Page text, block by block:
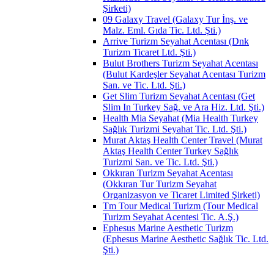
Şirketi)
09 Galaxy Travel (Galaxy Tur İnş. ve
Malz. Eml. Gıda Tic. Ltd. Şti.)
Arrive Turizm Seyahat Acentası (Dnk
Turizm Ticaret Ltd. Şti.)
Bulut Brothers Turizm Seyahat Acentası
(Bulut Kardeşler Seyahat Acentası Turizm
San. ve Tic. Ltd. Şti.)
Get Slim Turizm Seyahat Acentası (Get
Slim In Turkey Sağ. ve Ara Hiz. Ltd. Şti.)
Health Mia Seyahat (Mia Health Turkey
Sağlık Turizmi Seyahat Tic. Ltd. Şti.)
Murat Aktaş Health Center Travel (Murat
Aktaş Health Center Turkey Sağlık
Turizmi San. ve Tic. Ltd. Şti.)
Okkıran Turizm Seyahat Acentası
(Okkıran Tur Turizm Seyahat
Organizasyon ve Ticaret Limited Şirketi)
Tm Tour Medical Turizm (Tour Medical
Turizm Seyahat Acentesi Tic. A.Ş.)
Ephesus Marine Aesthetic Turizm
(Ephesus Marine Aesthetic Sağlık Tic. Ltd.
Şti.)